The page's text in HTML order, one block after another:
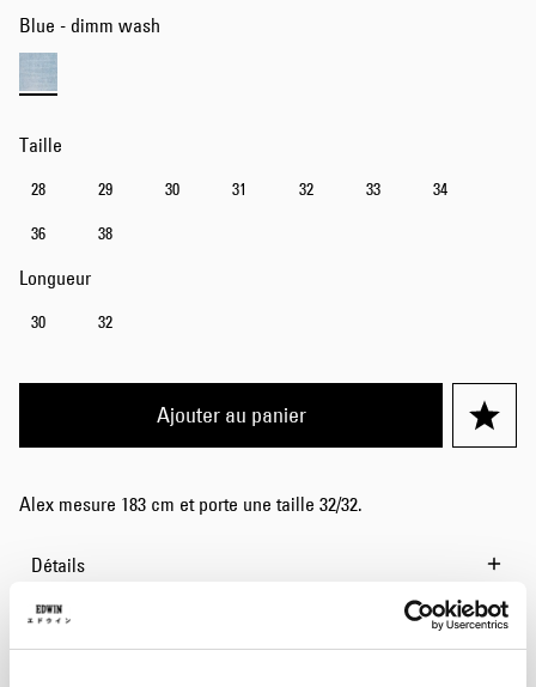
Blue - dimm wash
Taille
28 29 30 31 32 33 34
36 38
Longueur
30 32
Ajouter au panier
Alex mesure 183 cm et porte une taille 32/32.
Détails
Guide des tailles